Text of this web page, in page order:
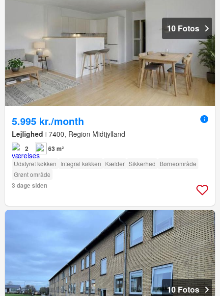
10 Fotos
5.995 kr./month
Lejlighed i 7400, Region Midtjylland
2 63 m²
Udstyret køkken Integral køkken Kælder Sikkerhed Børneområde
Grønt område
3 dage siden
10 Fotos